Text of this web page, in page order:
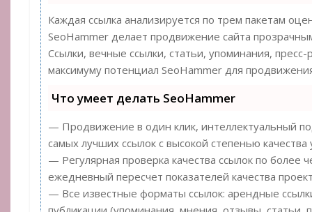
Каждая ссылка анализируется по трем пакетам
SeoHammer делает продвижение сайта
Ссылки, вечные ссылки, статьи, упоминания,
максимуму потенциал SeoHammer для
Что умеет делать SeoHammer
— Продвижение в один клик, интеллектуальный
самых лучших ссылок с высокой степенью
— Регулярная проверка качества ссылок по более
ежедневный пересчет показателей качества
— Все известные форматы ссылок: арендные